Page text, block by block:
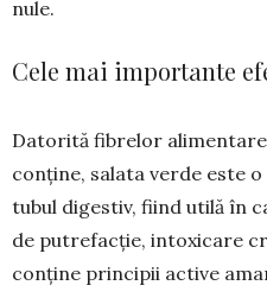
nule.
Cele mai importante
Datorită fibrelor
conține, salata verde este
tubul digestiv, fiind utilă în
de pu­trefacție, intoxicare
con­ține principii active